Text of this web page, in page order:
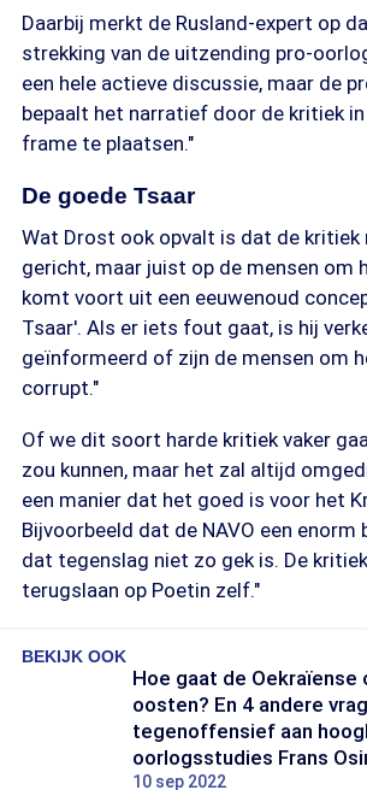
Daarbij merkt de Rusland-expert op
strekking van de uitzending pro-
een hele actieve discussie, maar de
bepaalt het narratief door de kritiek in
frame te plaatsen."
De goede Tsaar
Wat Drost ook opvalt is dat de
gericht, maar juist op de mensen om
komt voort uit een eeuwenoud
Tsaar'. Als er iets fout gaat, is hij
geïnformeerd of zijn de mensen om
corrupt."
Of we dit soort harde kritiek vaker
zou kunnen, maar het zal altijd
een manier dat het goed is voor het
Bijvoorbeeld dat de NAVO een
dat tegenslag niet zo gek is. De
terugslaan op Poetin zelf."
BEKIJK OOK
Hoe gaat de Oekraïense
oosten? En 4 andere
tegenoffensief aan
oorlogsstudies Frans
10 sep 2022